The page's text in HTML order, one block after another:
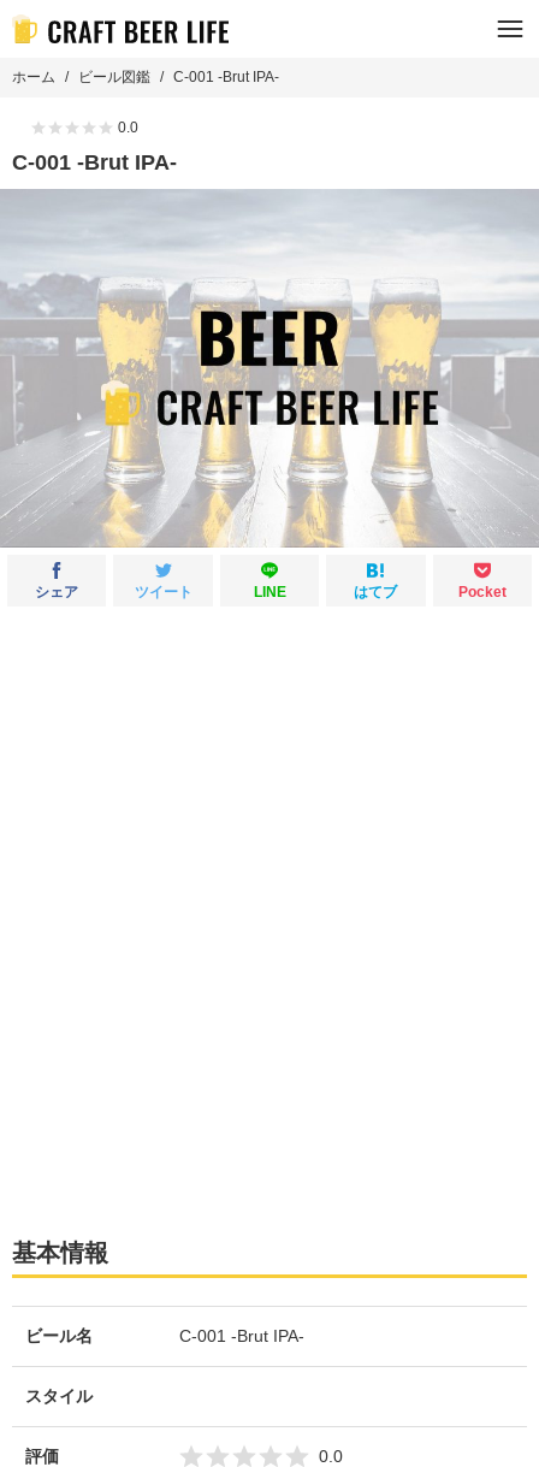
ホーム ビール図鑑 C-001 -Brut IPA-
0.0
C-001 -Brut IPA-
シェア ツイート LINE はてブ Pocket
基本情報
ビール名 C-001 -Brut IPA-
スタイル
評価 0.0